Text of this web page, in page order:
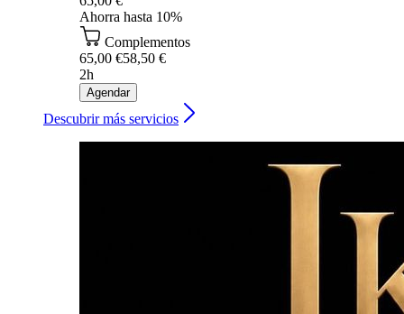
Ahorra hasta 10%
Complementos
65,00 €58,50 €
2h
Agendar
Descubrir más servicios